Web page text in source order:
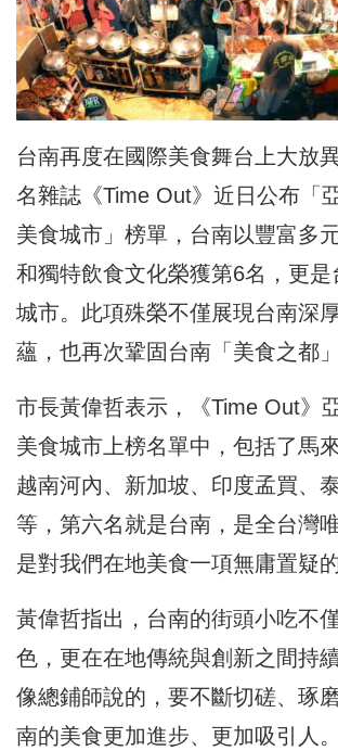
台南再度在國際美食舞台上大放
名雜誌《Time Out》近日公布「
美食城市」榜單，台南以豐富多
和獨特飲食文化榮獲第6名，更是
城市。此項殊榮不僅展現台南深
蘊，也再次鞏固台南「美食之都」
市長黃偉哲表示，《Time Out》
美食城市上榜名單中，包括了馬
越南河內、新加坡、印度孟買、
等，第六名就是台南，是全台灣
是對我們在地美食一項無庸置疑的
黃偉哲指出，台南的街頭小吃不
色，更在在地傳統與創新之間持
像總鋪師說的，要不斷切磋、琢
南的美食更加進步、更加吸引人